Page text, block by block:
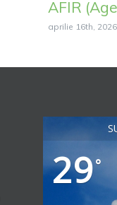
AFIR
aprilie 16th, 2026
29°